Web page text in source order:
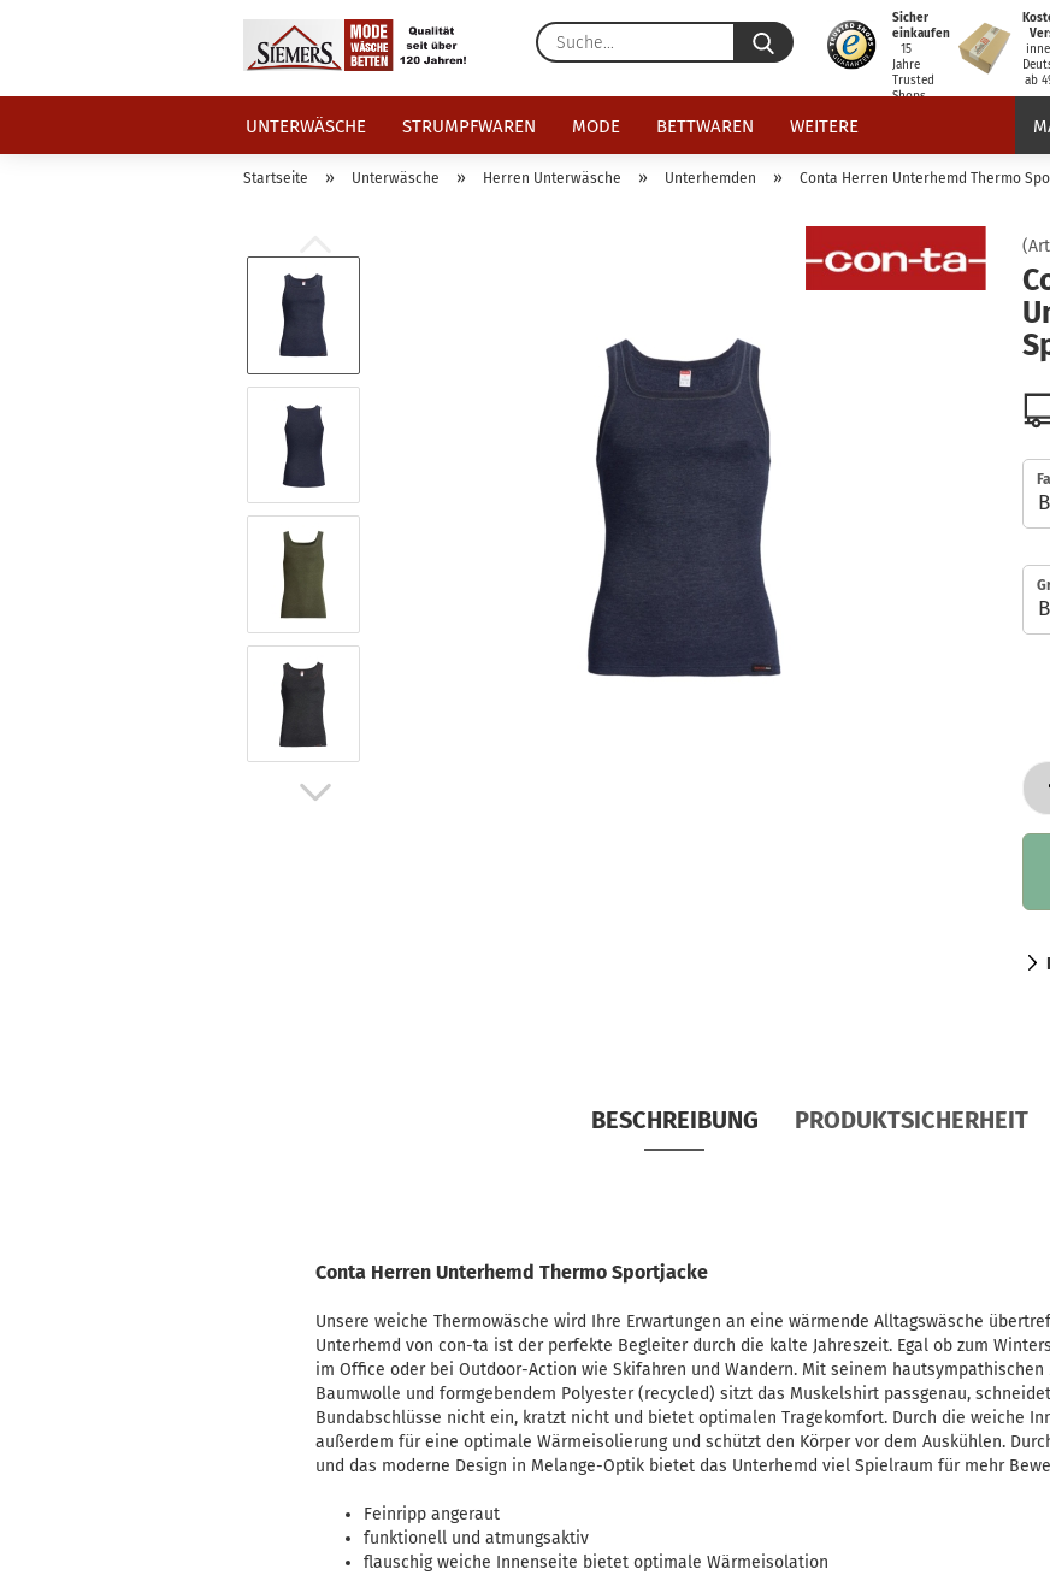
Suche...
Sicher
einkaufen
15
Jahre
Trusted
Shops
ab
UNTERWÄSCHE STRUMPFWAREN MODE BETTWAREN WEITERE
Startseite » Unterwäsche » Herren Unterwäsche » Unterhemden » Conta Herren Unterhemd Thermo
BESCHREIBUNG PRODUKTSICHERHEIT
Conta Herren Unterhemd Thermo Sportjacke
Unsere weiche Thermowäsche wird Ihre Erwartungen an eine wärmende Alltagswäsche
Unterhemd von con-ta ist der perfekte Begleiter durch die kalte Jahreszeit. Egal ob zum
im Office oder bei Outdoor-Action wie Skifahren und Wandern. Mit seinem
Baumwolle und formgebendem Polyester (recycled) sitzt das Muskelshirt passgenau,
Bundabschlüsse nicht ein, kratzt nicht und bietet optimalen Tragekomfort. Durch die weiche
außerdem für eine optimale Wärmeisolierung und schützt den Körper vor dem Auskühlen.
und das moderne Design in Melange-Optik bietet das Unterhemd viel Spielraum für mehr
Feinripp angeraut
funktionell und atmungsaktiv
flauschig weiche Innenseite bietet optimale Wärmeisolation